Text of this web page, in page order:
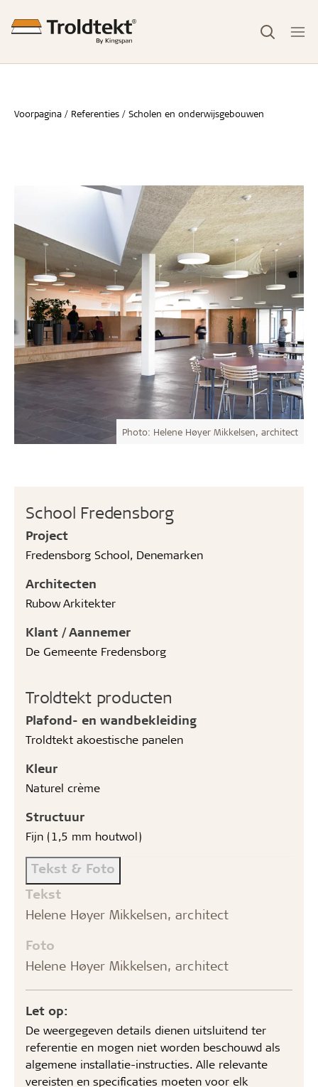
Voorpagina Referenties Scholen en onderwijsgebouwen
Photo: Helene Høyer Mikkelsen, architect
School Fredensborg
Project
Fredensborg School, Denemarken
Architecten
Rubow Arkitekter
Klant / Aannemer
De Gemeente Fredensborg
Troldtekt producten
Plafond- en wandbekleiding
Troldtekt akoestische panelen
Kleur
Naturel crème
Structuur
Fijn (1,5 mm houtwol)
Tekst & Foto
Tekst
Helene Høyer Mikkelsen, architect
Foto
Helene Høyer Mikkelsen, architect
Let op:
De weergegeven details dienen uitsluitend ter
referentie en mogen niet worden beschouwd als
algemene installatie-instructies. Alle relevante
vereisten en specificaties moeten voor elk